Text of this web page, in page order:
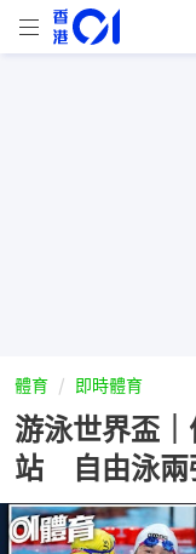
體育 即時體育
游泳世界盃
站 自由泳兩